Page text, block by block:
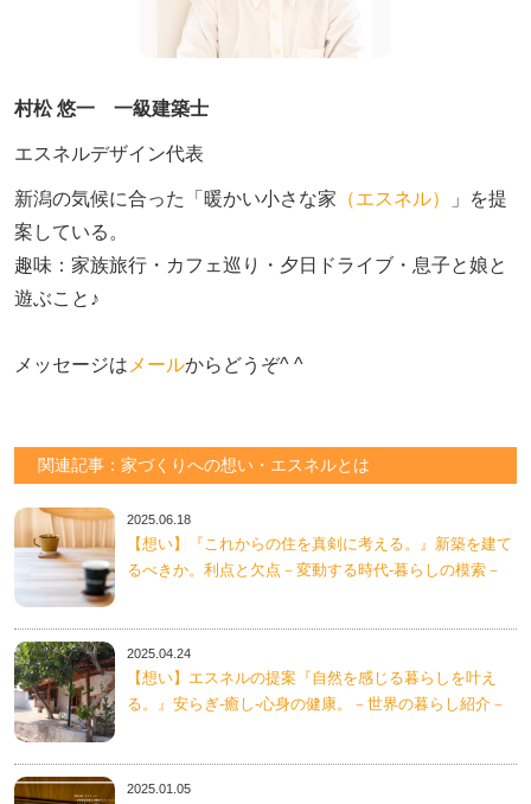
村松 悠一 一級建築士
エスネルデザイン代表
新潟の気候に合った「暖かい小さな家 （エスネル）
」を提
案している。
趣味：家族旅行・カフェ巡り・夕日ドライブ・息子と娘と
遊ぶこと♪
メッセージは メールからどうぞ^ ^
関連記事：家づくりへの想い・エスネルとは
2025.06.18
【想い】『これからの住を真剣に考える。』新築を建て
るべきか。利点と欠点－変動する時代-暮らしの模索－
2025.04.24
【想い】エスネルの提案『自然を感じる暮らしを叶え
る。』安らぎ-癒し-心身の健康。－世界の暮らし紹介－
2025.01.05